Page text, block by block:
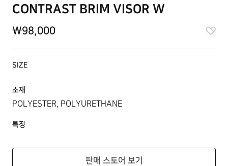
CONTRAST BRIM VISOR W
\98,000
SIZE
소재
POLYESTER, POLYURETHANE
특징
판매 스토어 보기